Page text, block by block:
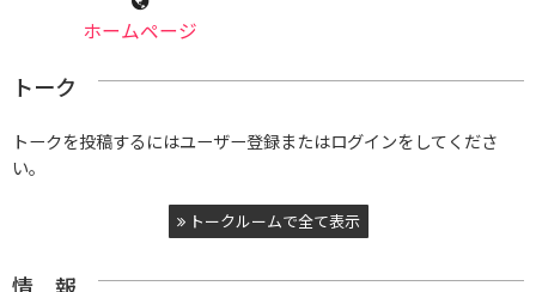
ホームページ
トーク
トークを投稿するにはユーザー登録またはログインをしてくださ
い。
トークルームで全て表示